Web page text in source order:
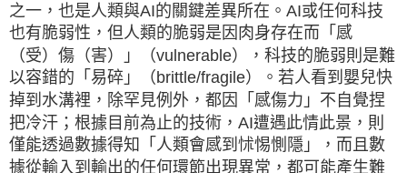
之一，也是人類與AI的關鍵差異所在。AI或任何科技
也有脆弱性，但人類的脆弱是因肉身存在而「感
（受）傷（害）」（vulnerable），科技的脆弱則是難
以容錯的「易碎」（brittle/fragile）。若人看到嬰兒快
掉到水溝裡，除罕見例外，都因「感傷力」不自覺捏
把冷汗；根據目前為止的技術，AI遭遇此情此景，則
僅能透過數據得知「人類會感到怵惕惻隱」，而且數
據從輸入到輸出的任何環節出現異常，都可能產生難